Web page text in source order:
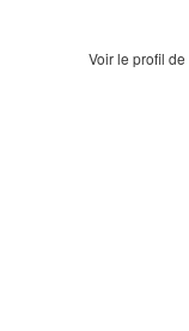
Voir le profil de